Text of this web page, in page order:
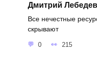
Дмитрий
Все нечестные
скрывают
0 215